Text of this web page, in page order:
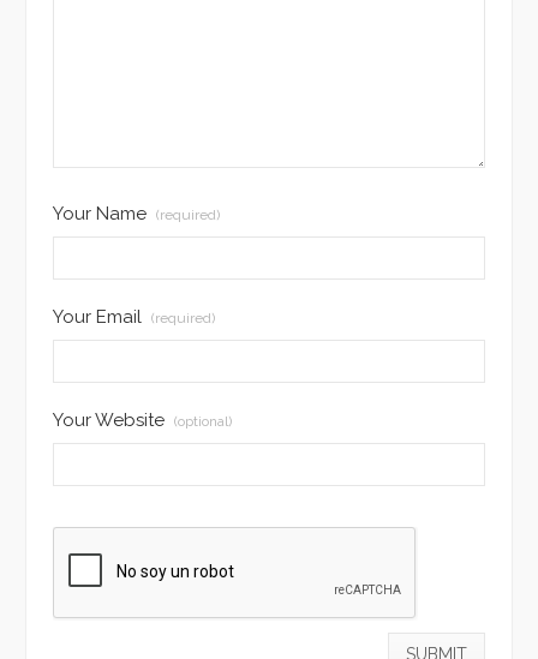
Your Name (required)
Your Email (required)
Your Website (optional)